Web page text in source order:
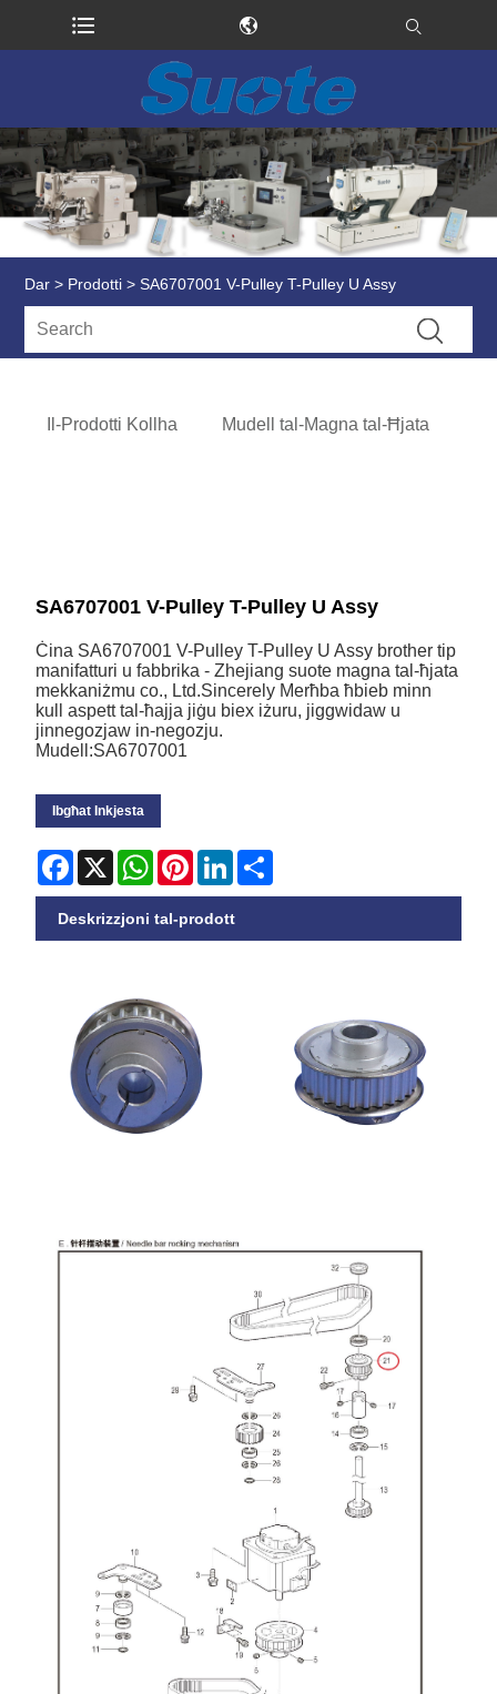
Dar > Prodotti > SA6707001 V-Pulley T-Pulley U Assy
Il-Prodotti Kollha Mudell tal-Magna tal-Ħjata
SA6707001 V-Pulley T-Pulley U Assy
Ċina SA6707001 V-Pulley T-Pulley U Assy brother tip
manifatturi u fabbrika - Zhejiang suote magna tal-ħjata
mekkaniżmu co., Ltd.Sincerely Merħba ħbieb minn
kull aspett tal-ħajja jiġu biex iżuru, jiggwidaw u
jinnegozjaw in-negozju.
Mudell:SA6707001
Ibgħat Inkjesta
Facebook
X WhatsApp
PinterestLinkedIn
Deskrizzjoni tal-prodott